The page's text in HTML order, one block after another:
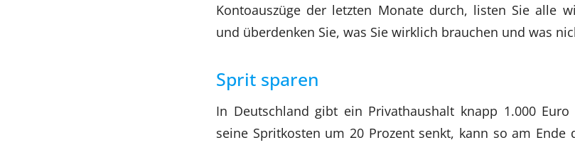
Kontoauszüge der letzten Monate durch, listen Sie alle
und überdenken Sie, was Sie wirklich brauchen und was
Sprit sparen
In Deutschland gibt ein Privathaushalt knapp 1.000
seine Spritkosten um 20 Prozent senkt, kann so am Ende